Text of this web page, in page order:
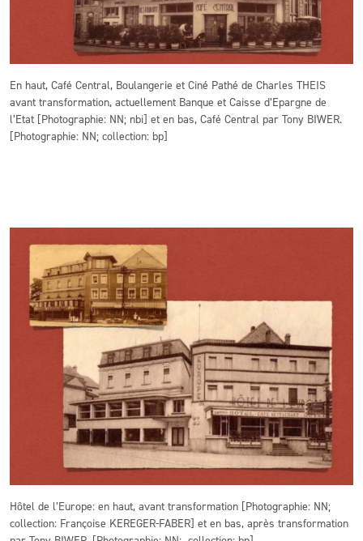
En haut, Café Central, Boulangerie et Ciné Pathé de Charles THEIS
avant transformation, actuellement Banque et Caisse d’Epargne de
l’Etat [Photographie: NN; nbi] et en bas, Café Central par Tony BIWER.
[Photographie: NN; collection: bp]
Hôtel de l’Europe: en haut, avant transformation [Photographie: NN;
collection: Françoise KEREGER-FABER] et en bas, après transformation